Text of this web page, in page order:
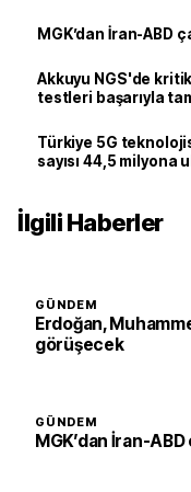
MGK’dan İran-ABD
Akkuyu NGS'de
testleri başarıyla
Türkiye 5G
sayısı 44,5 milyona
İlgili Haberler
GÜNDEM
Erdoğan,
görüşecek
GÜNDEM
MGK’dan İran-